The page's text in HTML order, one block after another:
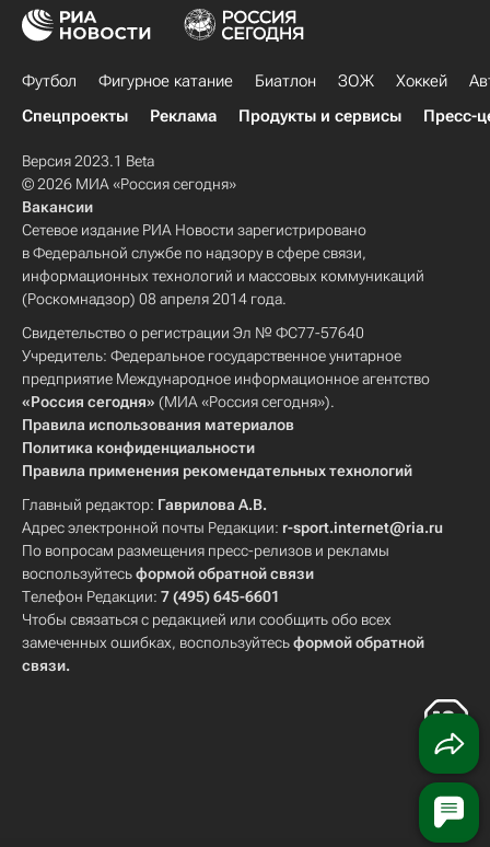
Футбол Фигурное катание Биатлон ЗОЖ Хоккей
Спецпроекты
Реклама Продукты и сервисы Пресс-
Версия 2023.1 Beta
© 2026 МИА «Россия сегодня»
Вакансии
Сетевое издание РИА Новости зарегистрировано
в Федеральной службе по надзору в сфере связи,
информационных технологий и массовых коммуникаций
(Роскомнадзор) 08 апреля 2014 года.
Свидетельство о регистрации Эл № ФС77-57640
Учредитель: Федеральное государственное унитарное
предприятие Международное информационное агентство
«Россия сегодня» (МИА «Россия сегодня»).
Правила использования материалов
Политика конфиденциальности
Правила применения рекомендательных технологий
Главный редактор: Гаврилова А.В.
Адрес электронной почты Редакции: r-sport.internet@ria.ru
По вопросам размещения пресс-релизов и рекламы
воспользуйтесьформой обратной связи
Телефон Редакции: 7 (495) 645-6601
Чтобы связаться с редакцией или сообщить обо всех
замеченных ошибках, воспользуйтесьформой обратной
связи.